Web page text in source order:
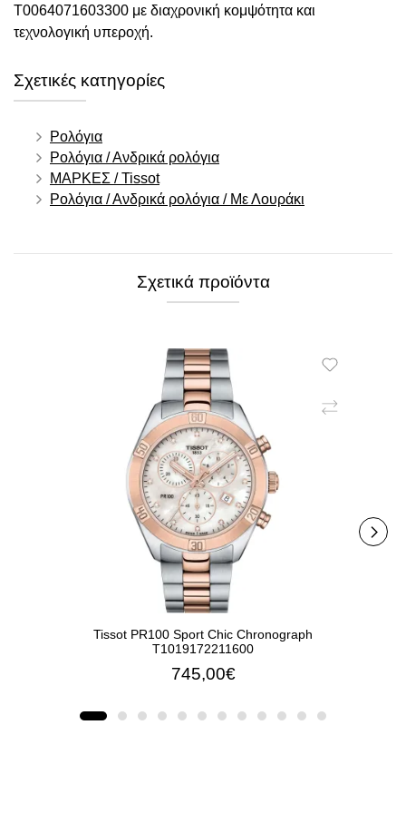
T0064071603300 με διαχρονική κομψότητα και
τεχνολογική υπεροχή.
Σχετικές κατηγορίες
Ρολόγια
Ρολόγια / Ανδρικά ρολόγια
ΜΑΡΚΕΣ / Tissot
Ρολόγια / Ανδρικά ρολόγια / Με Λουράκι
Σχετικά προϊόντα
Tissot PR100 Sport Chic Chronograph
T1019172211600
745,00€